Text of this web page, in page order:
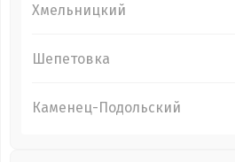
Хмельницкий
Шепетовка
Каменец-Подольский